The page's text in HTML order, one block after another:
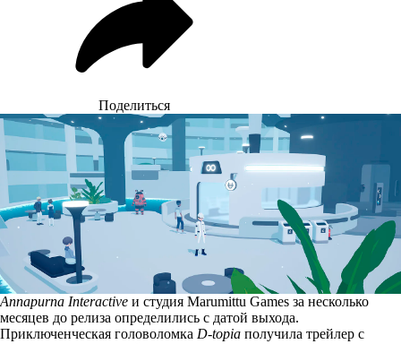
Поделиться
Annapurna Interactive и студия Marumittu Games за несколько
месяцев до релиза определились с датой выхода.
Приключенческая головоломка D-topia получила трейлер с